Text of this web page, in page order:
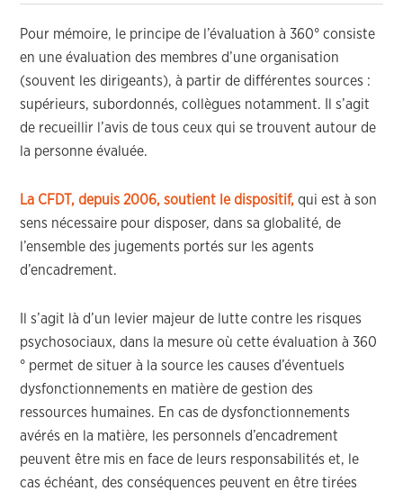
Pour mémoire, le principe de l’évaluation à 360° consiste
en une évaluation des membres d’une organisation
(souvent les dirigeants), à partir de différentes sources :
supérieurs, subordonnés, collègues notamment. Il s’agit
de recueillir l’avis de tous ceux qui se trouvent autour de
la personne évaluée.
La CFDT, depuis 2006, soutient le dispositif, qui est à son
sens nécessaire pour disposer, dans sa globalité, de
l’ensemble des jugements portés sur les agents
d’encadrement.
Il s’agit là d’un levier majeur de lutte contre les risques
psychosociaux, dans la mesure où cette évaluation à 360
° permet de situer à la source les causes d’éventuels
dysfonctionnements en matière de gestion des
ressources humaines. En cas de dysfonctionnements
avérés en la matière, les personnels d’encadrement
peuvent être mis en face de leurs responsabilités et, le
cas échéant, des conséquences peuvent en être tirées